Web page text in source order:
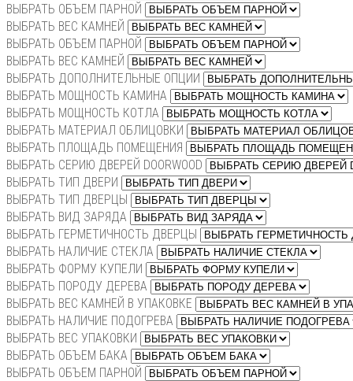
ВЫБРАТЬ ОБЪЕМ ПАРНОЙ
ВЫБРАТЬ ВЕС КАМНЕЙ
ВЫБРАТЬ ОБЪЕМ ПАРНОЙ
ВЫБРАТЬ ВЕС КАМНЕЙ
ВЫБРАТЬ ДОПОЛНИТЕЛЬНЫЕ ОПЦИИ
ВЫБРАТЬ МОЩНОСТЬ КАМИНА
ВЫБРАТЬ МОЩНОСТЬ КОТЛА
ВЫБРАТЬ МАТЕРИАЛ ОБЛИЦОВКИ
ВЫБРАТЬ ПЛОЩАДЬ ПОМЕЩЕНИЯ
ВЫБРАТЬ СЕРИЮ ДВЕРЕЙ DOORWOOD
ВЫБРАТЬ ТИП ДВЕРИ
ВЫБРАТЬ ТИП ДВЕРЦЫ
ВЫБРАТЬ ВИД ЗАРЯДА
ВЫБРАТЬ ГЕРМЕТИЧНОСТЬ ДВЕРЦЫ
ВЫБРАТЬ НАЛИЧИЕ СТЕКЛА
ВЫБРАТЬ ФОРМУ КУПЕЛИ
ВЫБРАТЬ ПОРОДУ ДЕРЕВА
ВЫБРАТЬ ВЕС КАМНЕЙ В УПАКОВКЕ
ВЫБРАТЬ НАЛИЧИЕ ПОДОГРЕВА
ВЫБРАТЬ ВЕС УПАКОВКИ
ВЫБРАТЬ ОБЪЕМ БАКА
ВЫБРАТЬ ОБЪЕМ ПАРНОЙ